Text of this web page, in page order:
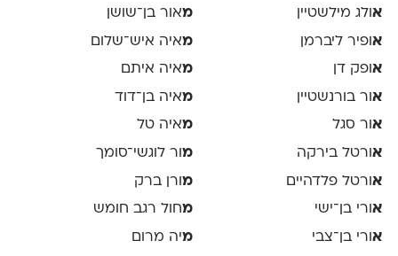
אולג מילשטיין
אופיר ליברמן
אופק דן
אור בורנשטיין
אור סגל
אורטל בירקה
אורטל פלדהיים
אורי בן־ישי
אורי בן־צבי
מאור בן־שושן
מאיה איש־שלום
מאיה איתם
מאיה בן־דוד
מאיה טל
מ ור לוגשי־סומך
מורן ברק
מחול רגב חומש
מיה מרום